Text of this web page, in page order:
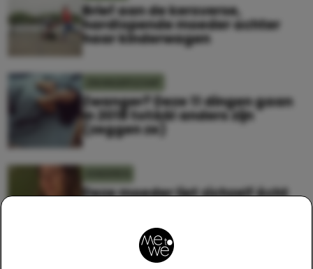
Brief aan de kersverse,
hardlopende moeder achter
haar kinderwagen
Zwanger? Deze 11 dingen gaan
in 2018 totáál anders zijn
(zeggen ze)
Deze moeder liet zichzelf écht